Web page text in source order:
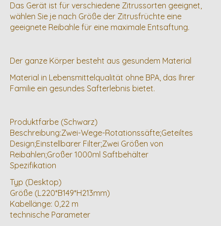
Das Gerät ist für verschiedene Zitrussorten geeignet,
wählen Sie je nach Größe der Zitrusfrüchte eine
geeignete Reibahle für eine maximale Entsaftung.
Der ganze Körper besteht aus gesundem Material
Material in Lebensmittelqualität ohne BPA, das Ihrer
Familie ein gesundes Safterlebnis bietet.
Produktfarbe (Schwarz)
Beschreibung:Zwei-Wege-Rotationssäfte;Geteiltes
Design;Einstellbarer Filter;Zwei Größen von
Reibahlen;Großer 1000ml Saftbehälter
Spezifikation
Typ (Desktop)
Größe (L220*B149*H213mm)
Kabellänge: 0,22 m
technische Parameter